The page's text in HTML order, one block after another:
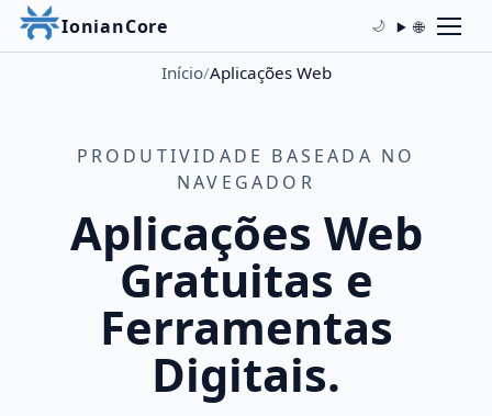
IonianCore 🌙 🌐
Início/Aplicações Web
PRODUTIVIDADE BASEADA NO
NAVEGADOR
Aplicações Web
Gratuitas e
Ferramentas
Digitais.